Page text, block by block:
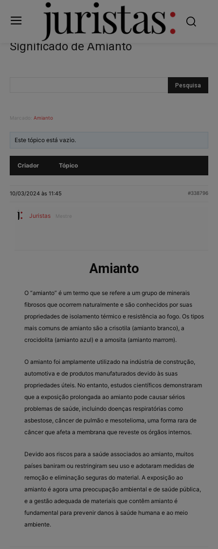
Significado de Amianto
Marcado: Amianto
Este tópico está vazio.
Criador Tópico
10/03/2024 às 11:45 #338796
Juristas Mestre
Amianto
O “amianto” é um termo que se refere a um grupo de minerais
fibrosos que ocorrem naturalmente e são conhecidos por suas
propriedades de isolamento térmico e resistência ao fogo. Os tipos
mais comuns de amianto são a crisotila (amianto branco), a
crocidolita (amianto azul) e a amosita (amianto marrom).
O amianto foi amplamente utilizado na indústria de construção,
automotiva e de produtos manufaturados devido às suas
propriedades úteis. No entanto, estudos científicos demonstraram
que a exposição prolongada ao amianto pode causar sérios
problemas de saúde, incluindo doenças respiratórias como
asbestose, câncer de pulmão e mesotelioma, uma forma rara de
câncer que afeta a membrana que reveste os órgãos internos.
Devido aos riscos para a saúde associados ao amianto, muitos
países baniram ou restringiram seu uso e adotaram medidas de
remoção e eliminação seguras do material. A exposição ao
amianto é agora uma preocupação ambiental e de saúde pública,
e a gestão adequada de materiais que contêm amianto é
fundamental para prevenir danos à saúde humana e ao meio
ambiente.